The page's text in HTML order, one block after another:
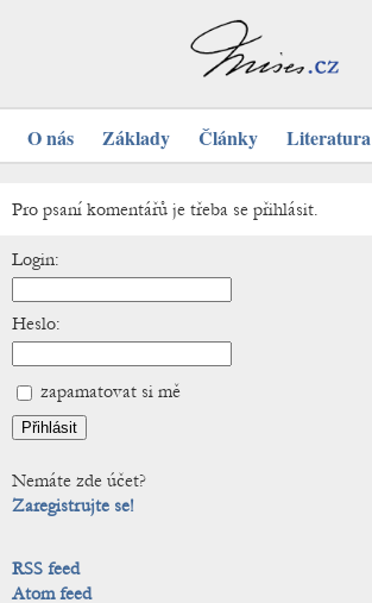
O nás Základy Články Literatura
Pro psaní komentářů je třeba se přihlásit.
Login:
Heslo:
zapamatovat si mě
Nemáte zde účet?
Zaregistrujte se!
RSS feed
Atom feed